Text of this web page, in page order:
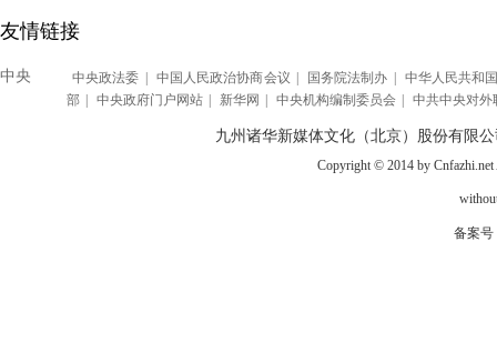
友情链接
中央 中央政法委 中国人民政治协商会议 国务院法制办
中华人民共和
部
中央政府门户网站 新华网 中央机构编制委员会 中共中央对外
九州诸华新媒体文化（北京）股份有限
Copyright © 2014 by
备案号